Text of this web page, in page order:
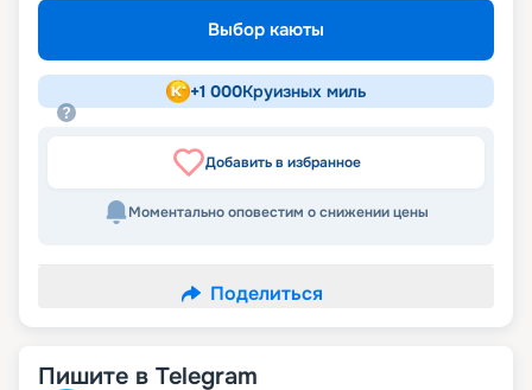
Выбор каюты
+1 000Круизных миль
Добавить в избранное
Моментально оповестим о снижении цены
Поделиться
Пишите в Telegram